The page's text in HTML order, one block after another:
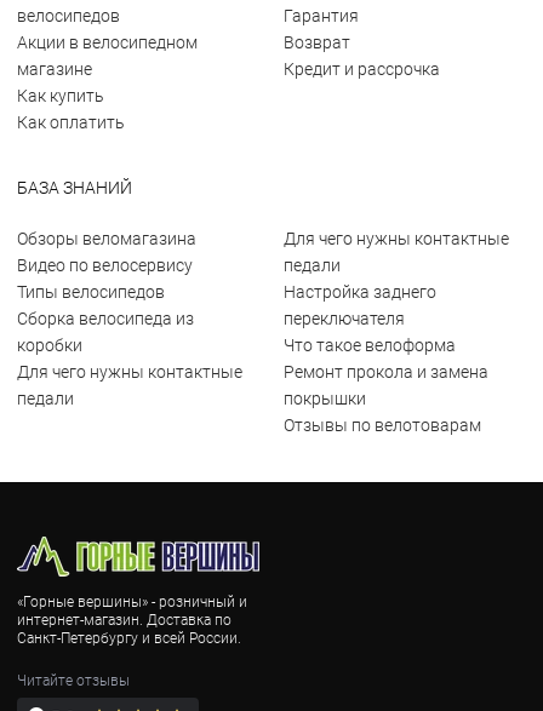
велосипедов
Акции в велосипедном
магазине
Как купить
Как оплатить
Гарантия
Возврат
Кредит и рассрочка
БАЗА ЗНАНИЙ
Обзоры веломагазина
Видео по велосервису
Типы велосипедов
Сборка велосипеда из
коробки
Для чего нужны контактные
педали
Для чего нужны контактные
педали
Настройка заднего
переключателя
Что такое велоформа
Ремонт прокола и замена
покрышки
Отзывы по велотоварам
«Горные вершины» - розничный и
интернет-магазин. Доставка по
Санкт-Петербургу и всей России.
Читайте отзывы